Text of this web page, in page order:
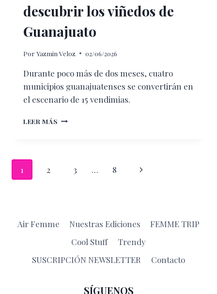
descubrir los viñedos de
Guanajuato
Por Yazmin Veloz 02/06/2026
Durante poco más de dos meses, cuatro
municipios guanajuatenses se convertirán en
el escenario de 15 vendimias.
LEER MÁS VENDIMIAS
PARA
GUANAJUATO
Navegación
1 2 3 … 8
Siguiente
Air Femme Nuestras Ediciones
FEMME TRIP
Cool Stuff
Trendy
SUSCRIPCIÓN NEWSLETTER
Contacto
SÍGUENOS